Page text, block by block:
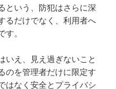
という、防犯はさらに深
るだけでなく、利用者へ
す。
いえ、見え過ぎないこと
のを管理者だけに限定す
はなく安全とプライバシ